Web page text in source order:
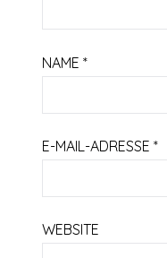
NAME*
E-MAIL-ADRESSE*
WEBSITE